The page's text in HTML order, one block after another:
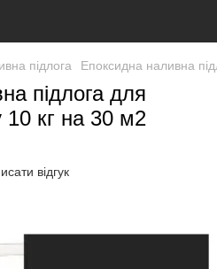
підлога Епоксидна наливна
підлога для
10 кг на 30 м2
відгук